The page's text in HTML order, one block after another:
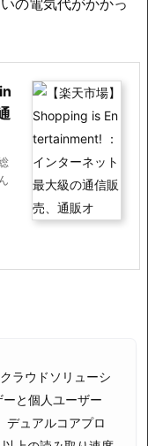
ラウドソリューシ
と個人ユーザー
デュアルコアプロ